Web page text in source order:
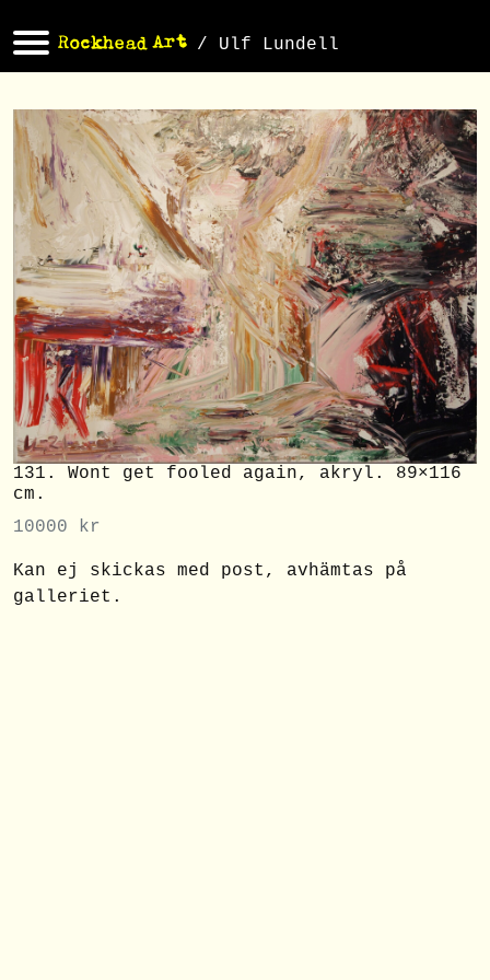
/ Ulf Lundell
131. Wont get fooled again, akryl. 89×116
cm.
10000
kr
Kan ej skickas med post, avhämtas på
galleriet.